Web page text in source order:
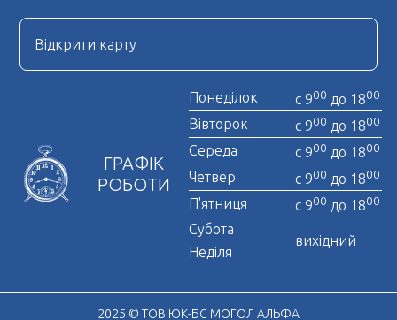
Відкрити карту
ГРАФІК
РОБОТИ
Понеділок с 900 до 1800
Вівторок с 900 до 1800
Середа с 900 до 1800
Четвер с 900 до 1800
П'ятниця с 900 до 1800
Субота
вихідний
Неділя
2025 © ТОВ ЮК-БС МОГОЛ АЛЬФА